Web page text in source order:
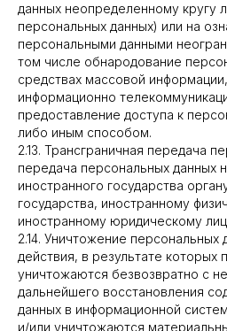
данных неопределенному кругу
персональных данных) или на
персональными данными
том числе обнародование
средствах массовой
информационно
предоставление доступа к
либо иным способом.
2.13. Трансграничная передача
передача персональных данных
иностранного государства
государства, иностранному
иностранному юридическому
2.14. Уничтожение
действия, в результате
уничтожаются безвозвратно с
дальнейшего восстановления
данных в информационной
и/или уничтожаются